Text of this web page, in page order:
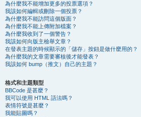
為什麼我不能增加更多的投票選項？
我該如何編輯或刪除一個投票？
為什麼我不能訪問這個版面？
為什麼我不能上傳附加檔案？
為什麼我收到了一個警告？
我該如何向版主檢舉文章？
在發表主題的時候顯示的「儲存」按鈕是做什麼用的？
為什麼我的文章需要審核後才能發表？
我該如何 bump（推文）自己的主題？
格式和主題類型
BBCode 是甚麼？
我可以使用 HTML 語法嗎？
表情符號是甚麼？
我能貼圖嗎？